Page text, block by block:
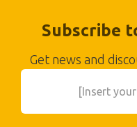
Subscribe
Get news and
[Insert